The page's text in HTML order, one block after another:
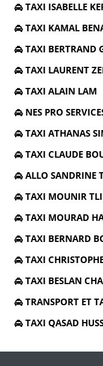
TAXI ISABELLE
TAXI KAMAL
TAXI BERTRAND
TAXI LAURENT
TAXI ALAIN LAM
NES PRO
TAXI ATHANAS
TAXI CLAUDE
ALLO SANDRINE
TAXI MOUNIR
TAXI MOURAD
TAXI BERNARD
TAXI
TAXI BESLAN
TRANSPORT ET
TAXI QASAD